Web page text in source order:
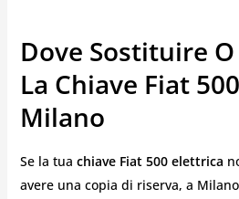
Dove Sostituire
La Chiave Fiat
Milano
Se la tua chiave Fiat 500 elettrica
avere una copia di riserva, a